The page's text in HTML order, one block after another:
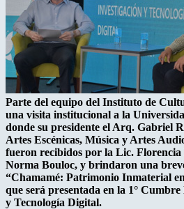
Parte del equipo del Instituto de
una visita institucional a la
donde su presidente el Arq. Gabriel
Artes Escénicas, Música y Artes
fueron recibidos por la Lic.
Norma Bouloc, y brindaron una
“Chamamé: Patrimonio Inmaterial
que será presentada en la 1°
y Tecnología Digital.